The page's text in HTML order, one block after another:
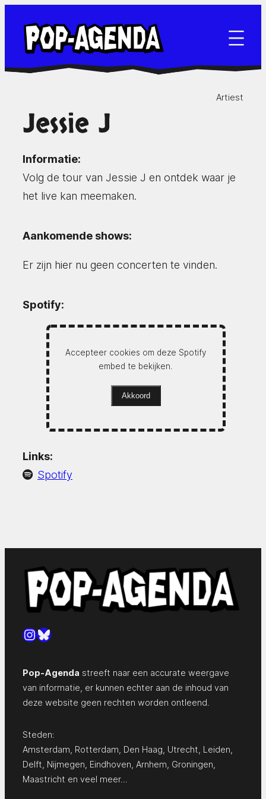
naar
inhoud
Artiest
Jessie J
Informatie:
Volg de tour van Jessie J en ontdek waar je
het live kan meemaken.
Aankomende shows:
Er zijn hier nu geen concerten te vinden.
Spotify:
Accepteer cookies om deze Spotify
embed te bekijken.
Akkoord
Links:
Spotify
Instagram
Bluesky
Pop-Agenda streeft naar een accurate weergave
van informatie, er kunnen echter aan de inhoud van
deze website geen rechten worden ontleend.
Steden:
Amsterdam Rotterdam Den Haag Utrecht Leiden
Delft Nijmegen Eindhoven Arnhem Groningen
Maastricht en veel meer…